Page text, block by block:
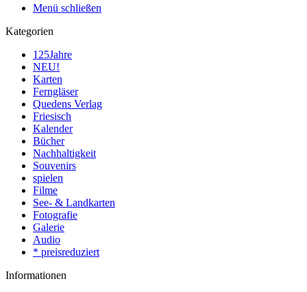
Menü schließen
Kategorien
125Jahre
NEU!
Karten
Ferngläser
Quedens Verlag
Friesisch
Kalender
Bücher
Nachhaltigkeit
Souvenirs
spielen
Filme
See- & Landkarten
Fotografie
Galerie
Audio
* preisreduziert
Informationen